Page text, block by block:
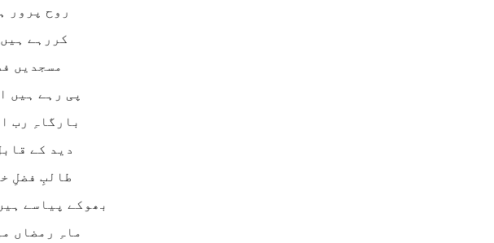
روح پرور
کررہے
مسجدیں
پی رہے ہیں
بارگاہِ رب
دید کے
طالبِ فضلِ
بھوکے پیاسے
ماہِ رمضاں